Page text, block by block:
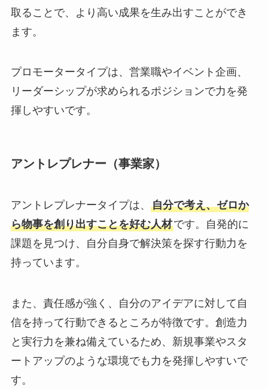
取ることで、より高い成果を生み出すことができ
ます。
プロモータータイプは、営業職やイベント企画、
リーダーシップが求められるポジションで力を発
揮しやすいです。
アントレプレナー（事業家）
アントレプレナータイプは、 自分で考え、ゼロか
ら物事を創り出すことを好む人材です。自発的に
課題を見つけ、自分自身で解決策を探す行動力を
持っています。
また、責任感が強く、自分のアイデアに対して自
信を持って行動できるところが特徴です。創造力
と実行力を兼ね備えているため、新規事業やスタ
ートアップのような環境でも力を発揮しやすいで
す。